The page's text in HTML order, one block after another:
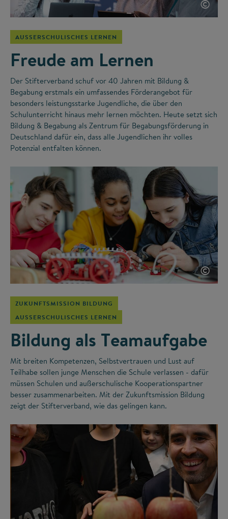
©
AUSSERSCHULISCHES LERNEN
Freude am Lernen
Der Stifterverband schuf vor 40 Jahren mit Bildung &
Begabung erstmals ein umfassendes Förderangebot für
besonders leistungsstarke Jugendliche, die über den
Schulunterricht hinaus mehr lernen möchten. Heute setzt sich
Bildung & Begabung als Zentrum für Begabungsförderung in
Deutschland dafür ein, dass alle Jugendlichen ihr volles
Potenzial entfalten können.
©
ZUKUNFTSMISSION BILDUNG
AUSSERSCHULISCHES LERNEN
Bildung als Teamaufgabe
Mit breiten Kompetenzen, Selbstvertrauen und Lust auf
Teilhabe sollen junge Menschen die Schule verlassen - dafür
müssen Schulen und außerschulische Kooperationspartner
besser zusammenarbeiten. Mit der Zukunftsmission Bildung
zeigt der Stifterverband, wie das gelingen kann.